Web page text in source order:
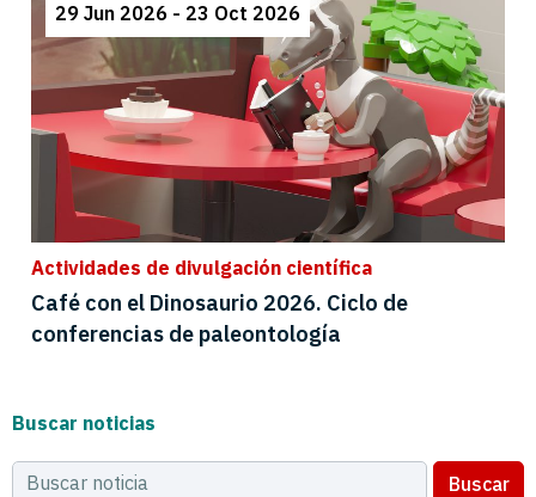
29 Jun 2026 - 23 Oct 2026
Actividades de divulgación científica
Café con el Dinosaurio 2026. Ciclo de
conferencias de paleontología
Buscar noticias
Buscar